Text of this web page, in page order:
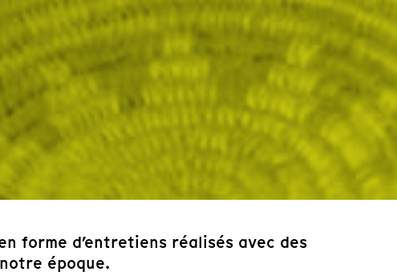
forme d’entretiens réalisés avec des
époque.